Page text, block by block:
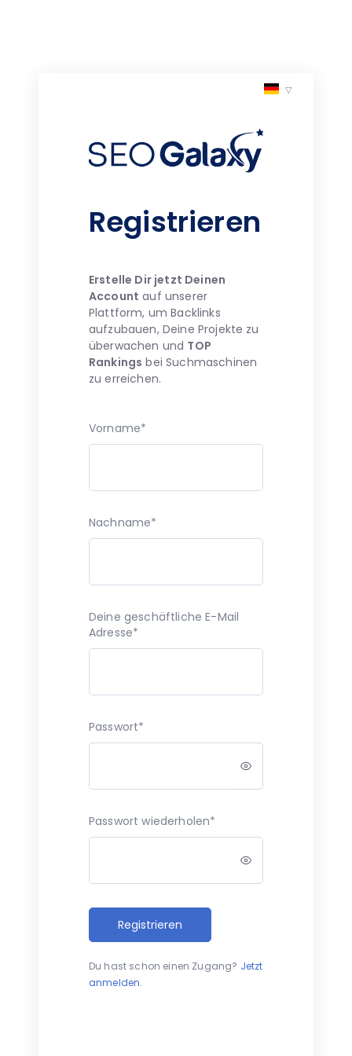
Registrieren
Erstelle Dir jetzt Deinen
Account auf unserer
Plattform, um Backlinks
aufzubauen, Deine Projekte zu
überwachen und TOP
Rankings bei Suchmaschinen
zu erreichen.
Vorname*
Nachname*
Deine geschäftliche E-Mail
Adresse*
Passwort*
Passwort wiederholen*
Registrieren
Du hast schon einen Zugang? Jetzt
anmelden.